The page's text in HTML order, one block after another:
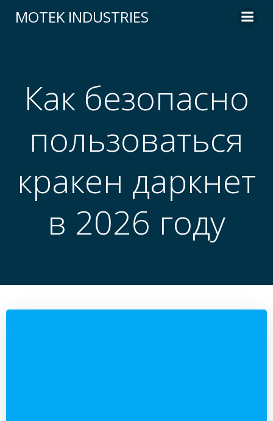
to
MOTEK INDUSTRIES
Как безопасно
пользоваться
кракен даркнет
в 2026 году